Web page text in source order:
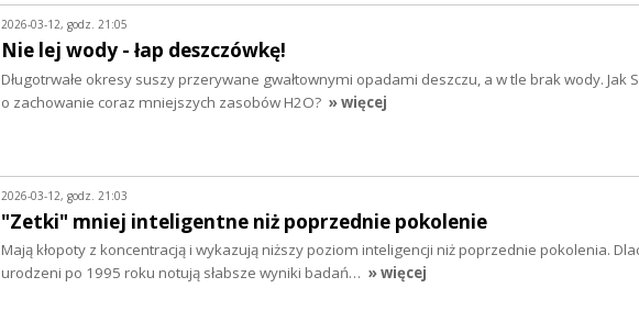
2026-03-12, godz. 21:05
Nie lej wody - łap deszczówkę!
Długotrwałe okresy suszy przerywane gwałtownymi opadami deszczu, a w tle brak wody. Jak
o zachowanie coraz mniejszych zasobów H2O? » więcej
2026-03-12, godz. 21:03
"Zetki" mniej inteligentne niż poprzednie pokolenie
Mają kłopoty z koncentracją i wykazują niższy poziom inteligencji niż poprzednie pokolenia.
urodzeni po 1995 roku notują słabsze wyniki badań… » więcej